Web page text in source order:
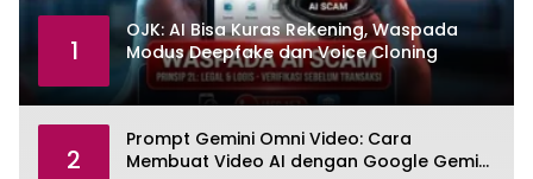
1
OJK: AI Bisa Kuras Rekening, Waspada
Modus Deepfake dan Voice Cloning
2
Prompt Gemini Omni Video: Cara
Membuat Video AI dengan Google Gemini